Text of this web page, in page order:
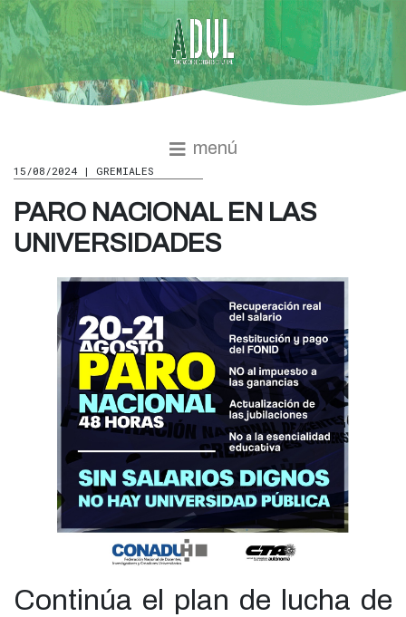
menú
15/08/2024 | GREMIALES
PARO NACIONAL EN LAS
UNIVERSIDADES
Continúa el plan de lucha de